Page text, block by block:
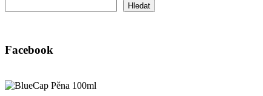
Hledat
Facebook